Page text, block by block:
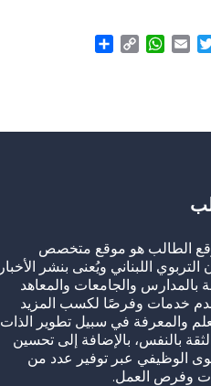
Twitter
Email
WhatsApp
Copy
الطالب هو موقع متخصص
التربوي اللبناني ويُعنى بنشر الأخبار
بالمدارس والجامعات والمعاهد
خدمات وفرصًا لكسب المزيد
والمعرفة في سبيل تطوير الذات
بالنفس، بالإضافة إلى تحسين
الوظيفي عبر توفير عدد من
وفرص العمل.